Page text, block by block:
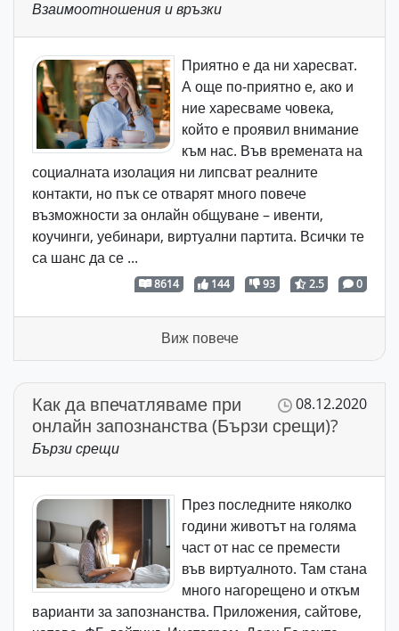
Взаимоотношения и връзки
Приятно е да ни харесват.
А още по-приятно е, ако и
ние харесваме човека,
който е проявил внимание
към нас. Във времената на
социалната изолация ни липсват реалните
контакти, но пък се отварят много повече
възможности за онлайн общуване – ивенти,
коучинги, уебинари, виртуални партита. Всички те
са шанс да се ...
8614 144 93 2.5 0
Виж повече
08.12.2020
Как да впечатляваме при
онлайн запознанства (Бързи срещи)?
Бързи срещи
През последните няколко
години животът на голяма
част от нас се премести
във виртуалното. Там стана
много нагорещено и откъм
варианти за запознанства. Приложения, сайтове,